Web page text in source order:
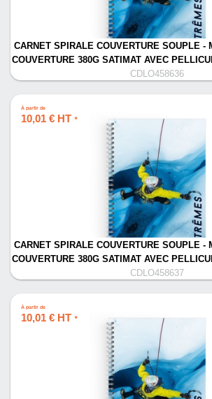
CARNET SPIRALE COUVERTURE SOUPLE -
COUVERTURE 380G SATIMAT AVEC
CDLO458636
À partir de
10,01 € HT *
CARNET SPIRALE COUVERTURE SOUPLE -
COUVERTURE 380G SATIMAT AVEC
CDLO458637
À partir de
10,01 € HT *